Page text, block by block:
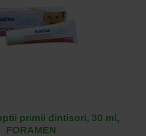
primii dintisori, 30 ml,
FORAMEN